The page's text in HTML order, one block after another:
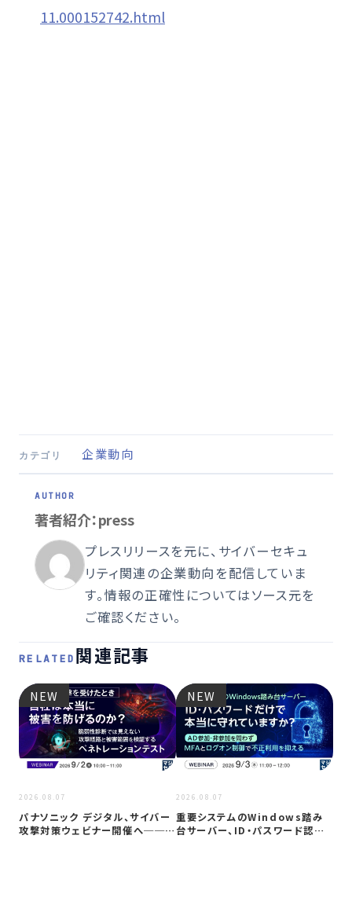
11.000152742.html
カテゴリ 企業動向
著者紹介：press
プレスリリースを元に、サイバーセキュ
リティ関連の企業動向を配信していま
す。情報の正確性についてはソース元を
ご確認ください。
RELATED 関連記事
NEW
2026.08.07
パナソニック デジタル、サイバー
攻撃対策ウェビナー開催へ──自
NEW
2026.08.07
重要システムのWindows踏み
台サーバー、ID・パスワード認証